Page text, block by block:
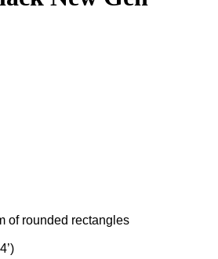
of rounded rectangles